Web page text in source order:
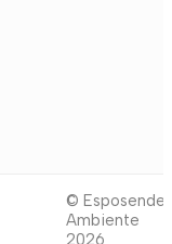
© Esposende
Ambiente
2026